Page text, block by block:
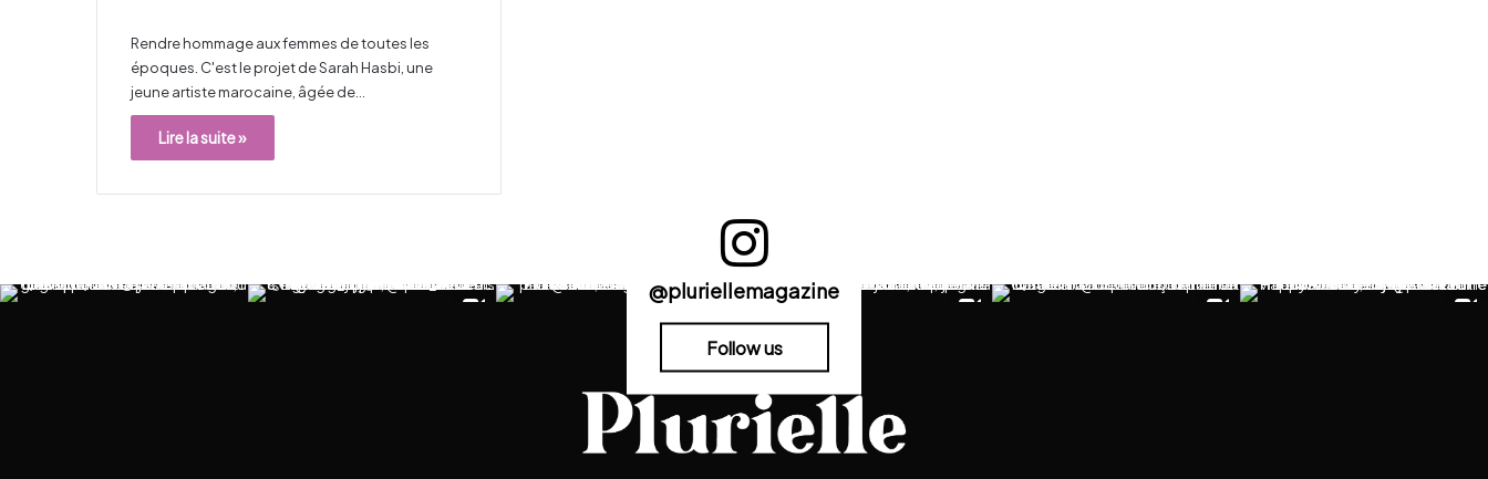
Rendre hommage aux femmes de toutes les
époques. C'est le projet de Sarah Hasbi, une
jeune artiste marocaine, âgée de…
Lire la suite »
@pluriellemagazine
Follow us